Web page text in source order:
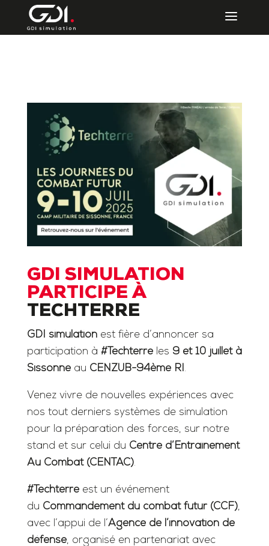
GDI SIMULATION
PARTICIPE À
TECHTERRE
GDI simulationest fière d’annoncer sa
participation à #Techterreles 9 et 10 juillet à
Sissonneau CENZUB-94ème RI .
Venez vivre de nouvelles expériences avec
nos tout derniers systèmes de simulation
pour la préparation des forces, sur notre
stand et sur celui du Centre d’Entraînement
Au Combat (CENTAC).
#Techterreest un événement
du Commandement du combat futur (CCF),
avec l’appui de l’Agence de l’innovation de
défense, organisé en partenariat avec